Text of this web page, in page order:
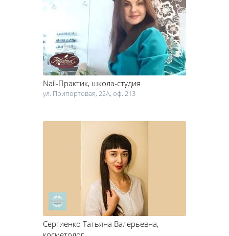
Nail-Практик, школа-студия
ул. Припортовая, 22А, оф. 213
Сергиенко Татьяна Валерьевна,